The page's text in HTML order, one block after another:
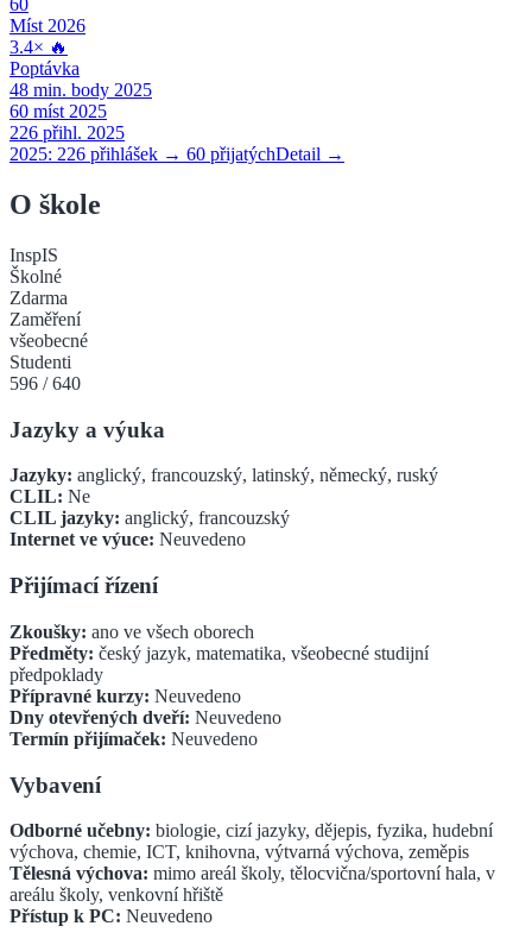
60
Míst 2026
3.4× 🔥
Poptávka
48 min. body 2025
60 míst 2025
226 přihl. 2025
2025: 226 přihlášek → 60 přijatýchDetail →
O škole
InspIS
Školné
Zdarma
Zaměření
všeobecné
Studenti
596 /640
Jazyky a výuka
Jazyky: anglický, francouzský, latinský, německý, ruský
CLIL: Ne
CLIL jazyky: anglický, francouzský
Internet ve výuce: Neuvedeno
Přijímací řízení
Zkoušky: ano ve všech oborech
Předměty: český jazyk, matematika, všeobecné studijní
předpoklady
Přípravné kurzy: Neuvedeno
Dny otevřených dveří: Neuvedeno
Termín přijímaček: Neuvedeno
Vybavení
Odborné učebny: biologie, cizí jazyky, dějepis, fyzika, hudební
výchova, chemie, ICT, knihovna, výtvarná výchova, zeměpis
Tělesná výchova: mimo areál školy, tělocvična/sportovní hala, v
areálu školy, venkovní hřiště
Přístup k PC: Neuvedeno